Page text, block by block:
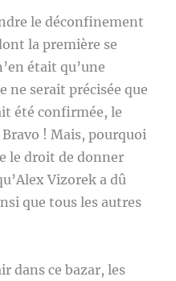
le déconfinement
la première se
était qu’une
ne serait précisée que
été confirmée, le
! Mais, pourquoi
le droit de donner
Vizorek a dû
que tous les autres
dans ce bazar, les